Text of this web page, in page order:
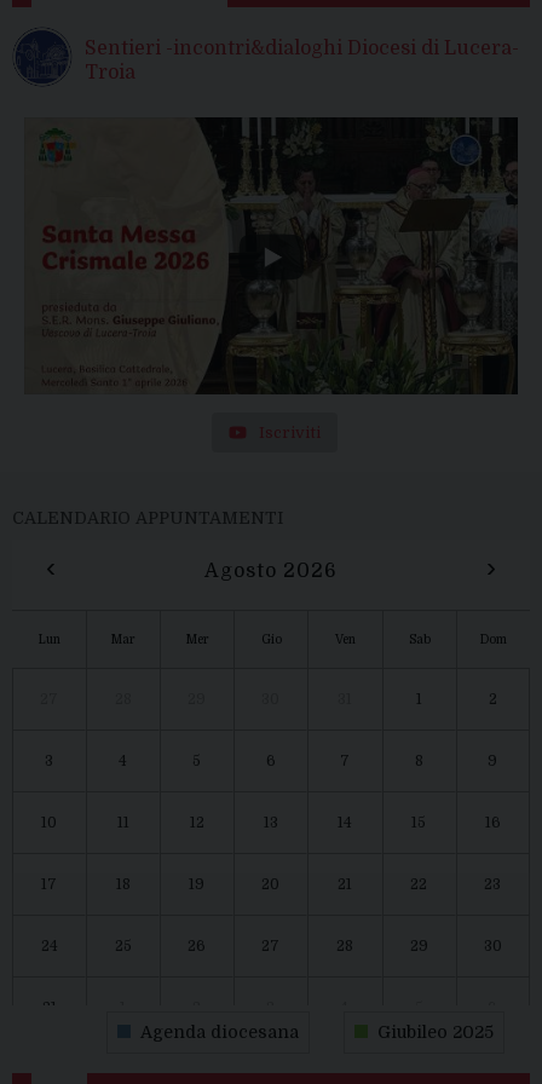
Sentieri -incontri&dialoghi Diocesi di Lucera-
Troia
Iscriviti
CALENDARIO APPUNTAMENTI
‹ Agosto 2026 ›
Lun Mar Mer Gio Ven Sab Dom
2
3 4 5 6 7 8 9
10 12 13 14 15 16
17 18 19 20 21 22 23
24 25 26 27 28 29 30
31
Agenda diocesana Giubileo 2025